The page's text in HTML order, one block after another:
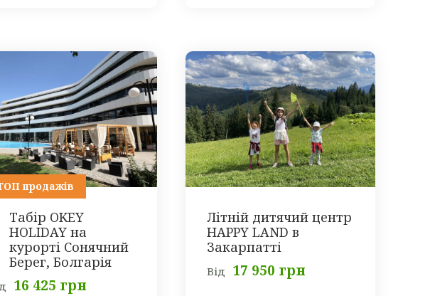
продажів
Табір OKEY
HOLIDAY на
курорті Сонячний
Берег, Болгарія
16 425 грн
Літній дитячий центр
HAPPY LAND в
Закарпатті
Від 17 950 грн